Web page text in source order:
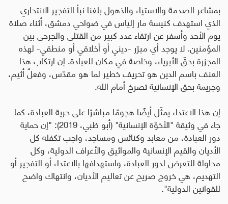
بمشاعر الصدمة والاستياء والذهول بلغنا نبأ التفجير الانتحاري
الذي استهدف كنيسة مار إلياس في ضواحي دمشق، أثناء صلاة
يوم الأحد وأسفر عن ارتقاء عدد كبير من القتلى والجرحى بين
المؤمنين.لا يوجد أي مبرّر -ديني أو أخلاقي أو منطقي- لهذه
المجزرة بحقّ الأبرياء، وخاصة في مكان للعبادة. إن ارتكاب هذا
العنف باسم الدين هو تحريف خطير لما هو مقدّس، وفعلٌ أثيم،
وجريمة بحق الإنسانية تصرخ أمام الله.
إن هذا الاعتداء يمثّل أيضًا هجومًا مباشرًا على حرية العبادة، كما
جاء في وثيقة "الأخوّة الإنسانية" (أبو ظبي، 2019): "إن حماية
دور العبادة، من معابد وكنائس ومساجد، واجب تكفله كل
الأديان والقيم الإنسانية والمواثيق والأعراف الدولية، وكل
محاولة للتعرض لدور العبادة، واستهدافها بالاعتداء أو التفجير أو
التهديم، هي خروج صريح عن تعاليم الأديان، وانتهاك واضح
للقوانين الدولية".